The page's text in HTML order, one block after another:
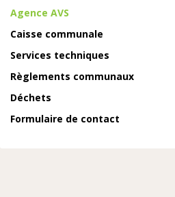
Agence AVS
Caisse communale
Services techniques
Règlements communaux
Déchets
Formulaire de contact